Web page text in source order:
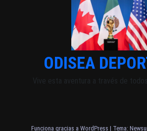
ODISEA
Vive esta aventura a través de
Funciona gracias a WordPress | Tema: